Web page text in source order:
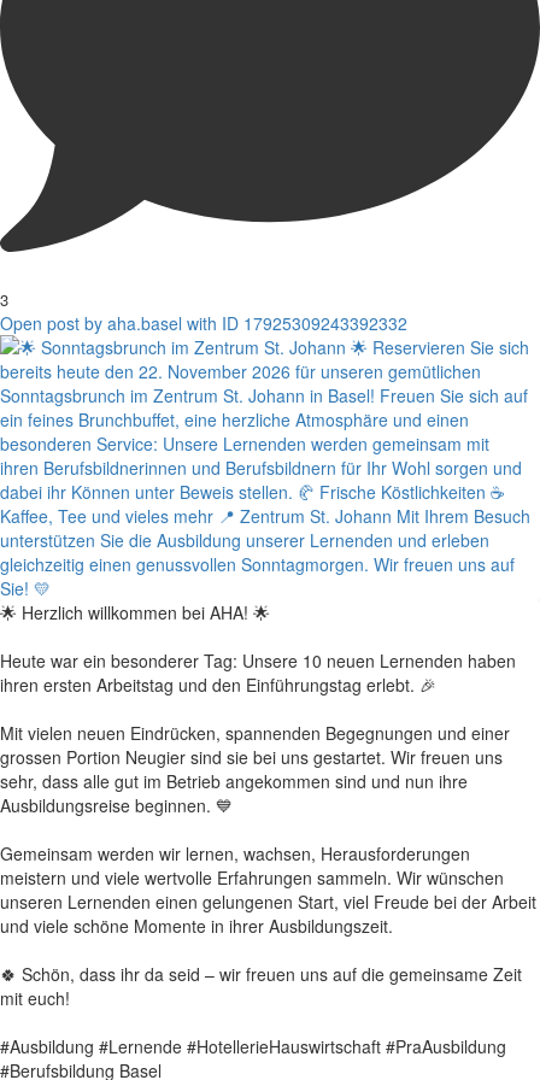
3
Open post by aha.basel with ID 17925309243392332
🌟 Herzlich willkommen bei AHA! 🌟
Heute war ein besonderer Tag: Unsere 10 neuen Lernenden haben
ihren ersten Arbeitstag und den Einführungstag erlebt. 🎉
Mit vielen neuen Eindrücken, spannenden Begegnungen und einer
grossen Portion Neugier sind sie bei uns gestartet. Wir freuen uns
sehr, dass alle gut im Betrieb angekommen sind und nun ihre
Ausbildungsreise beginnen. 💙
Gemeinsam werden wir lernen, wachsen, Herausforderungen
meistern und viele wertvolle Erfahrungen sammeln. Wir wünschen
unseren Lernenden einen gelungenen Start, viel Freude bei der Arbeit
und viele schöne Momente in ihrer Ausbildungszeit.
🍀 Schön, dass ihr da seid – wir freuen uns auf die gemeinsame Zeit
mit euch!
#Ausbildung #Lernende #HotellerieHauswirtschaft #PraAusbildung
#Berufsbildung Basel